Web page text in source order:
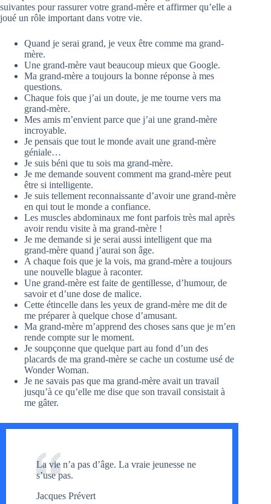
suivantes pour rassurer votre grand-mère et affirmer qu’elle a
joué un rôle important dans votre vie.
Quand je serai grand, je veux être comme ma grand-
mère.
Une grand-mère vaut beaucoup mieux que Google.
Ma grand-mère a toujours la bonne réponse à mes
questions.
Chaque fois que j’ai un doute, je me tourne vers ma
grand-mère.
Mes amis m’envient parce que j’ai une grand-mère
incroyable.
Je pensais que tout le monde avait une grand-mère
géniale…
Je suis béni que tu sois ma grand-mère.
Je me demande souvent comment ma grand-mère peut
être si intelligente.
Je suis tellement reconnaissante d’avoir une grand-mère
en qui tout le monde a confiance.
Les muscles abdominaux me font parfois très mal après
avoir rendu visite à ma grand-mère !
Je me demande si je serai aussi intelligent que ma
grand-mère quand j’aurai son âge.
A chaque fois que je la vois, ma grand-mère a toujours
une nouvelle blague à raconter.
Une grand-mère est faite de gentillesse, d’humour, de
savoir et d’une dose de malice.
Cette étincelle dans les yeux de grand-mère me dit de
me préparer à quelque chose d’amusant.
Ma grand-mère m’apprend des choses sans que je m’en
rende compte sur le moment.
Je soupçonne que quelque part au fond d’un des
placards de ma grand-mère se cache un costume usé de
Wonder Woman.
Je ne savais pas que ma grand-mère avait un travail
jusqu’à ce qu’elle me dise que son travail consistait à
me gâter.
La vie n’a pas d’âge. La vraie jeunesse ne
s’use pas.
Jacques Prévert